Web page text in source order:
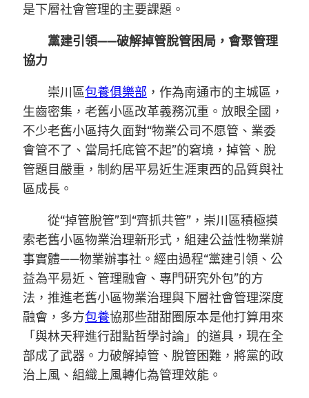
是下層社會管理的主要課題。
黨建引領——破解掉管脫管困局，會聚管理
協力
崇川區包養俱樂部 ，作為南通市的主城區，
生齒密集，老舊小區改革義務沉重。放眼全國，
不少老舊小區持久面對“物業公司不愿管、業委
會管不了、當局托底管不起”的窘境，掉管、脫
管題目嚴重，制約居平易近生涯東西的品質與社
區成長。
從“掉管脫管”到“齊抓共管”，崇川區積極摸
索老舊小區物業治理新形式，組建公益性物業辦
事實體——物業辦事社。經由過程“黨建引領、公
益為平易近、管理融會、專門研究外包”的方
法，推進老舊小區物業治理與下層社會管理深度
融會，多方包養協那些甜甜圈原本是他打算用來
「與林天秤進行甜點哲學討論」的道具，現在全
部成了武器。力破解掉管、脫管困難，將黨的政
治上風、組織上風轉化為管理效能。